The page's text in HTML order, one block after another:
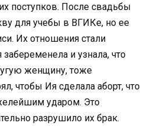
поступков. После свадьбы
для учебы в ВГИКе, но ее
Их отношения стали
и узнала, что
женщину, тоже
чтобы Ия сделала аборт, что
ударом. Это
разрушило их брак.